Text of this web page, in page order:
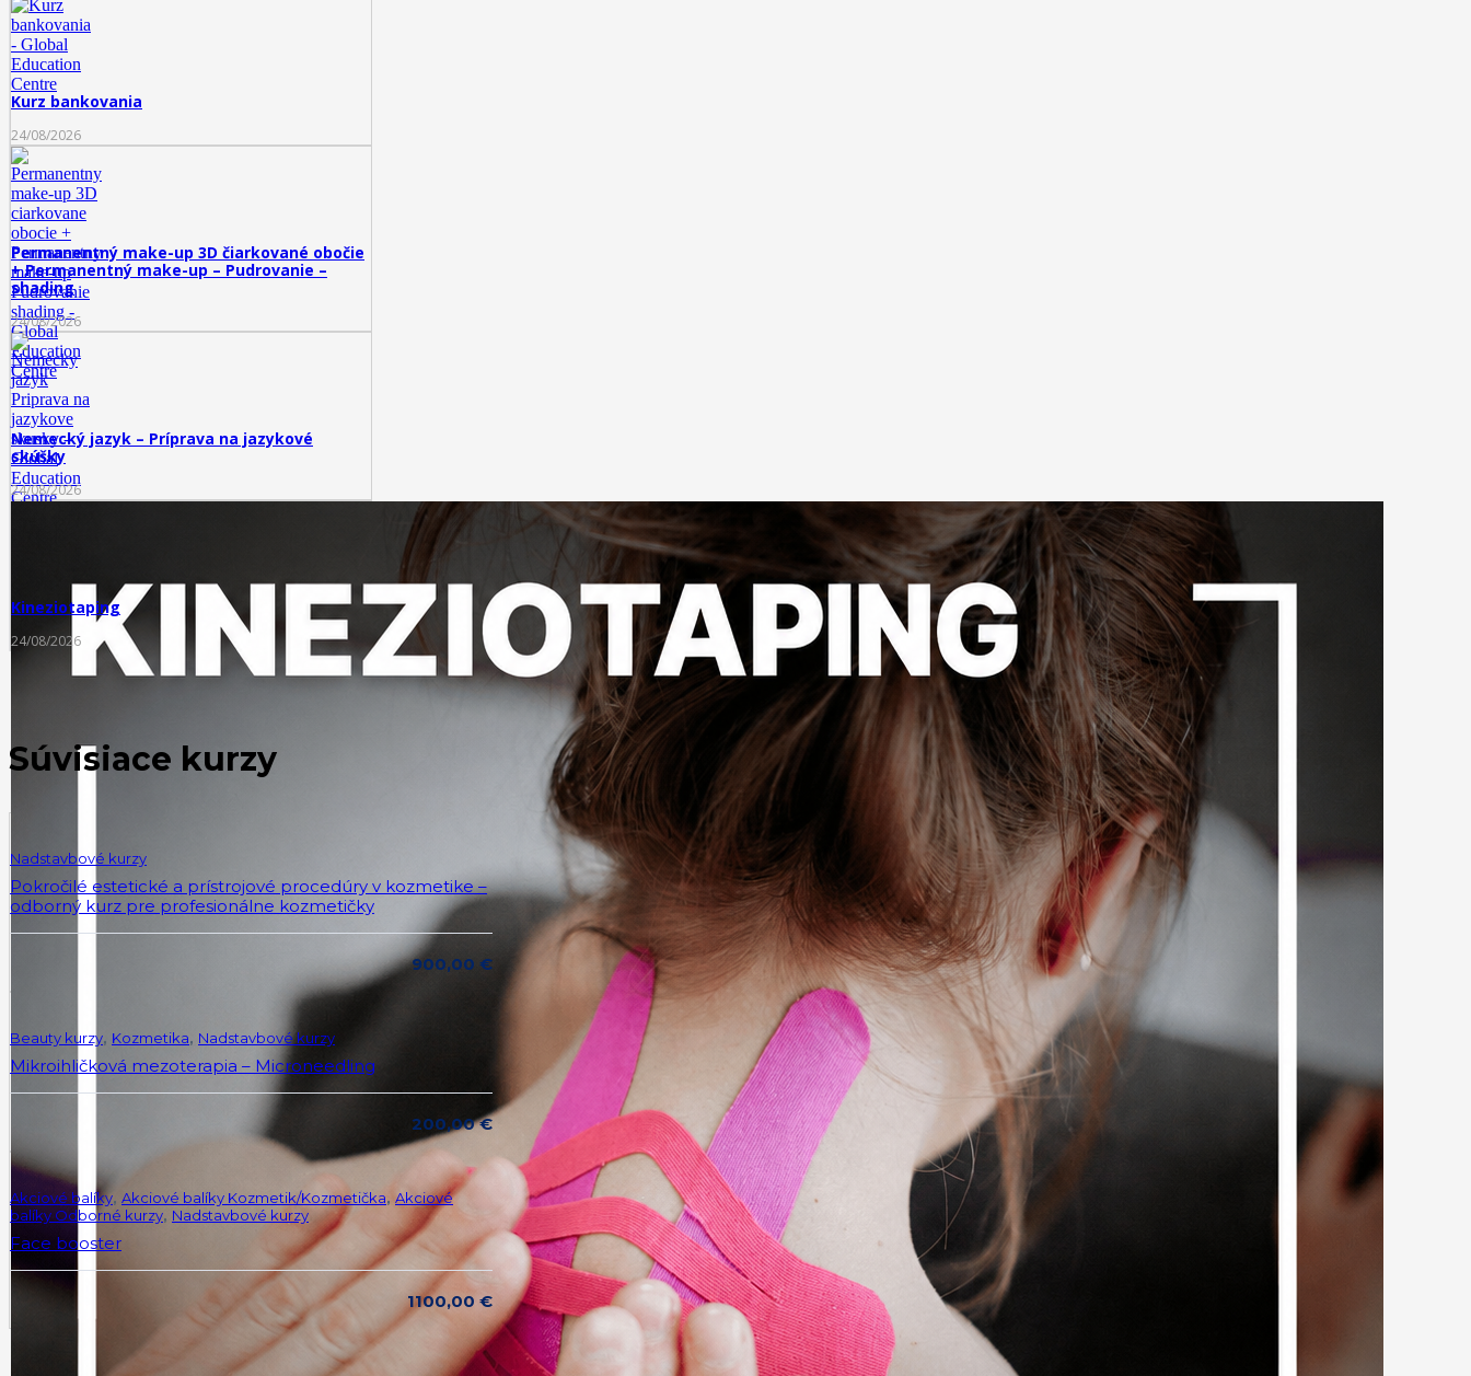
Kurz bankovania
24/08/2026
Permanentný make-up 3D čiarkované obočie
+ Permanentný make-up – Pudrovanie –
shading
24/08/2026
Nemecký jazyk – Príprava na jazykové
skúšky
24/08/2026
Kineziotaping
24/08/2026
Súvisiace kurzy
Nadstavbové kurzy
Pokročilé estetické a prístrojové procedúry v kozmetike –
odborný kurz pre profesionálne kozmetičky
900,00 €
Beauty kurzy, Kozmetika, Nadstavbové kurzy
Mikroihličková mezoterapia – Microneedling
200,00€
Akciové balíky, Akciové balíky Kozmetik/Kozmetička, Akciové
balíky Odborné kurzy, Nadstavbové kurzy
Face booster
1100,00 €